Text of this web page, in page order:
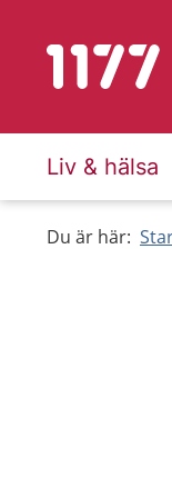
To start page
Liv & hälsa
Du är här: